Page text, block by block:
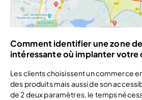
Comment identifier une zone
intéressante où implanter votre
Les clients choisissent un commerce
des produits mais aussi de son
de 2 deux paramètres, le temps